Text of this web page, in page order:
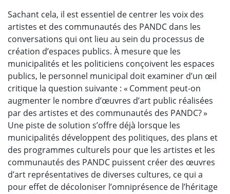
Sachant cela, il est essentiel de centrer les voix des
artistes et des communautés des PANDC dans les
conversations qui ont lieu au sein du processus de
création d’espaces publics. À mesure que les
municipalités et les politiciens conçoivent les espaces
publics, le personnel municipal doit examiner d’un œil
critique la question suivante : « Comment peut-on
augmenter le nombre d’œuvres d’art public réalisées
par des artistes et des communautés des PANDC? »
Une piste de solution s’offre déjà lorsque les
municipalités développent des politiques, des plans et
des programmes culturels pour que les artistes et les
communautés des PANDC puissent créer des œuvres
d’art représentatives de diverses cultures, ce qui a
pour effet de décoloniser l’omniprésence de l’héritage